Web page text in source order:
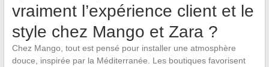
vraiment l’expérience client et le
style chez Mango et Zara ?
Chez Mango, tout est pensé pour installer une atmosphère
douce, inspirée par la Méditerranée. Les boutiques favorisent